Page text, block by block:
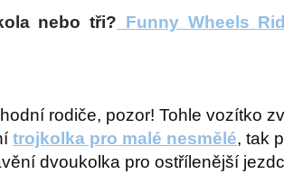
nebo tři? Funny Wheels
rodiče, pozor! Tohle vozítko
trojkolka pro malé nesmělé, tak
dvoukolka pro ostřílenější